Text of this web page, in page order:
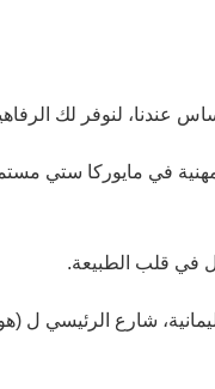
عندنا، لنوفر لك
في مايوركا ستي
في قلب الطبيعة.
شارع الرئيسي